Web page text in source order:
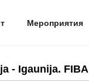
Мероприятия
- Igaunija.